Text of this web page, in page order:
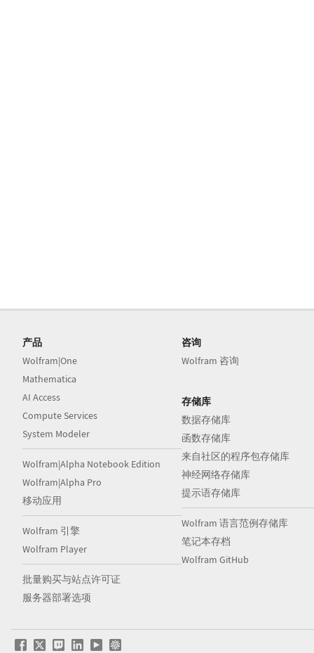
产品
Wolfram|One
Mathematica
AI Access
Compute Services
System Modeler
Wolfram|Alpha Notebook Edition
Wolfram|Alpha Pro
移动应用
Wolfram 引擎
Wolfram Player
批量购买与站点许可证
服务器部署选项
咨询
Wolfram 咨询
存储库
数据存储库
函数存储库
来自社区的程序包存储库
神经网络存储库
提示语存储库
Wolfram 语言范例存储库
笔记本存档
Wolfram GitHub